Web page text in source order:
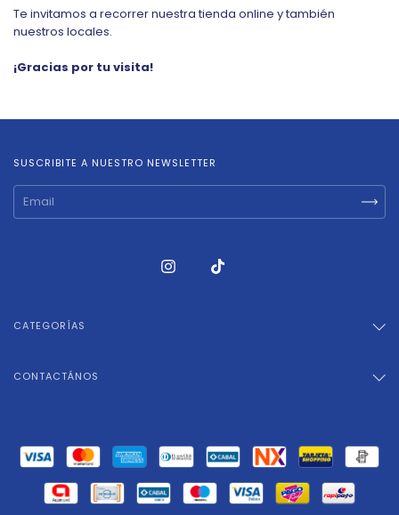
Te invitamos a recorrer nuestra tienda online y también
nuestros locales.
¡Gracias por tu visita!
SUSCRIBITE A NUESTRO NEWSLETTER
CATEGORÍAS
CONTACTÁNOS